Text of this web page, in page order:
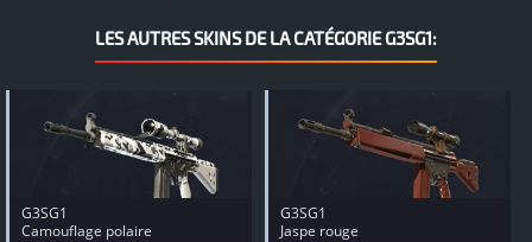
LES AUTRES SKINS DE LA CATÉGORIE G3SG1:
G3SG1
Camouflage polaire
G3SG1
Jaspe rouge